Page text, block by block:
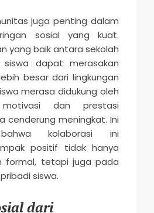
juga penting dalam
sosial yang kuat.
yang baik antara sekolah
dapat merasakan
besar dari lingkungan
merasa didukung oleh
motivasi dan prestasi
cenderung meningkat. Ini
bahwa kolaborasi ini
positif tidak hanya
formal, tetapi juga pada
siswa.
dari